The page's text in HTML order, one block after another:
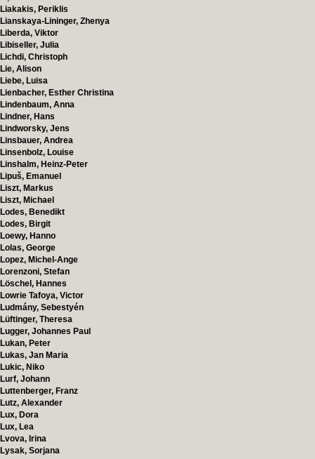
Liakakis, Periklis
Lianskaya-Lininger, Zhenya
Liberda, Viktor
Libiseller, Julia
Lichdi, Christoph
Lie, Alison
Liebe, Luisa
Lienbacher, Esther Christina
Lindenbaum, Anna
Lindner, Hans
Lindworsky, Jens
Linsbauer, Andrea
Linsenbolz, Louise
Linshalm, Heinz-Peter
Lipuš, Emanuel
Liszt, Markus
Liszt, Michael
Lodes, Benedikt
Lodes, Birgit
Loewy, Hanno
Lolas, George
Lopez, Michel-Ange
Lorenzoni, Stefan
Löschel, Hannes
Lowrie Tafoya, Victor
Ludmány, Sebestyén
Lüftinger, Theresa
Lugger, Johannes Paul
Lukan, Peter
Lukas, Jan Maria
Lukic, Niko
Lurf, Johann
Luttenberger, Franz
Lutz, Alexander
Lux, Dora
Lux, Lea
Lvova, Irina
Lysak, Sorjana